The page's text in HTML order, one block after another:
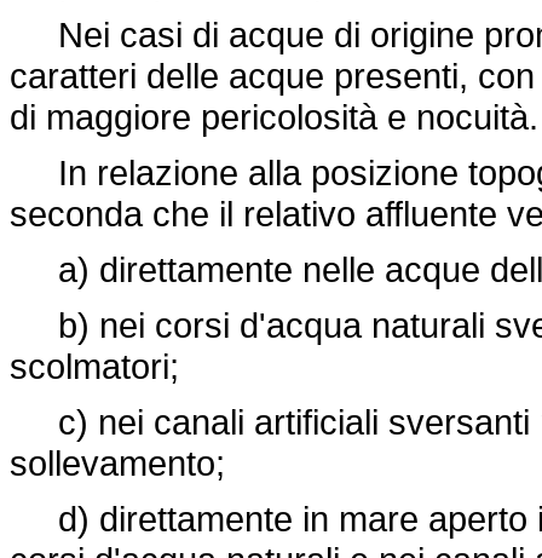
Nei casi di acque di origine
caratteri delle acque presenti,
di maggiore pericolosità e nocuità.
In relazione alla posizione
seconda che il relativo affluente
a) direttamente nelle acque
b) nei corsi d'acqua naturali
scolmatori;
c) nei canali artificiali sversanti
sollevamento;
d) direttamente in mare aperto